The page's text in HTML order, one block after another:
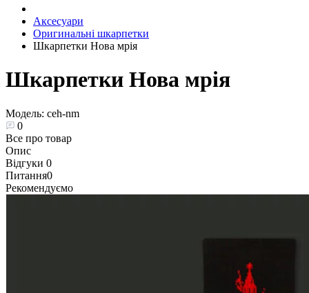
Аксесуари
Оригинальні шкарпетки
Шкарпетки Нова мрія
Шкарпетки Нова мрія
Модель: ceh-nm
0
Все про товар
Опис
Відгуки 0
Питання0
Рекомендуємо